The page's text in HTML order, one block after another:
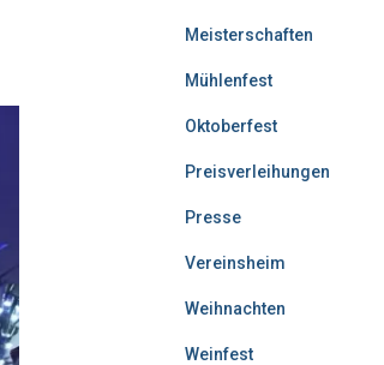
Meisterschaften
Mühlenfest
Oktoberfest
Preisverleihungen
Presse
Vereinsheim
Weihnachten
Weinfest